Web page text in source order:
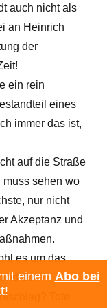
auch nicht als
an Heinrich
der
ein rein
eines
immer das ist,
auf die Straße
sehen wo
nur nicht
Akzeptanz und
es um das
der
Tote
einem Abo bei
!